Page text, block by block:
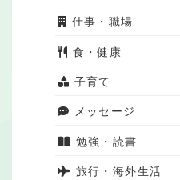
仕事・職場
食・健康
子育て
メッセージ
勉強・読書
旅行・海外生活